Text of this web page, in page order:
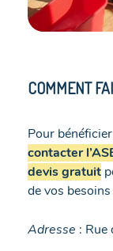
COMMENT
Pour
contacter
devis gratuit
de vos
Adresse :